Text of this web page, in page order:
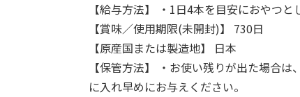
【給与方法】 ・1日4本を目安におやつと
【賞味／使用期限(未開封)】 730日
【原産国または製造地】 日本
【保管方法】 ・お使い残りが出た場合
に入れ早めにお与えください。